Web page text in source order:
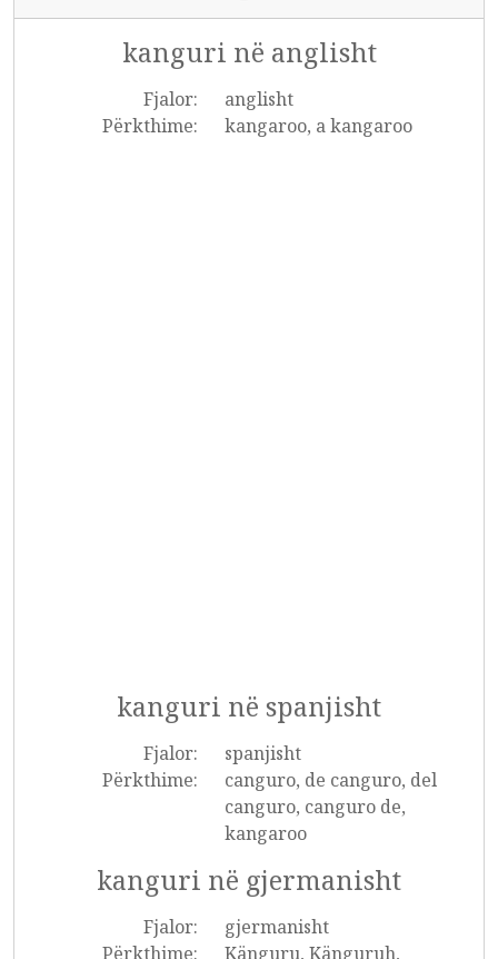
kanguri në anglisht
Fjalor:
anglisht
Përkthime:
kangaroo, a kangaroo
kanguri në spanjisht
Fjalor:
spanjisht
Përkthime:
canguro, de canguro, del
canguro, canguro de,
kangaroo
kanguri në gjermanisht
Fjalor:
gjermanisht
Përkthime:
Känguru, Känguruh,